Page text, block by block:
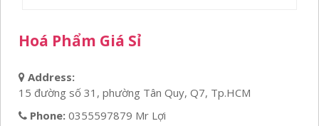
Hoá Phẩm Giá Sỉ
Address:
15 đường số 31, phường Tân Quy, Q7, Tp.HCM
Phone: 0355597879 Mr Lợi